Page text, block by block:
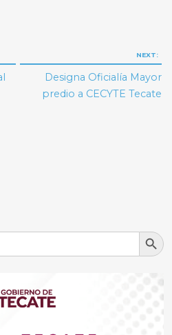
NEXT:
Designa Oficialía Mayor
predio a CECYTE Tecate
Search